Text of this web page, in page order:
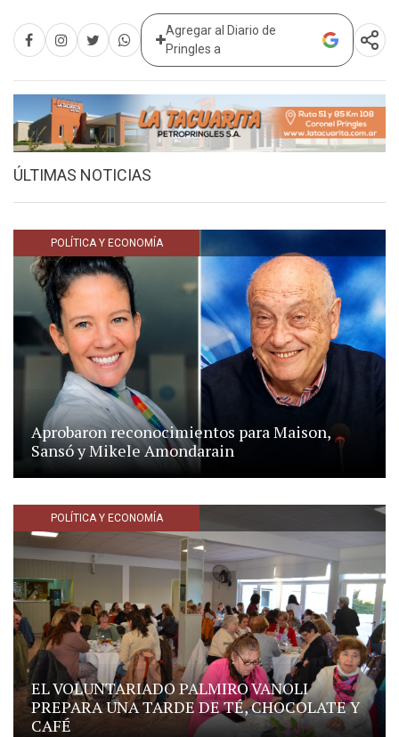
Agregar al Diario de
Pringles a
ÚLTIMAS NOTICIAS
POLÍTICA Y ECONOMÍA
Aprobaron reconocimientos para Maison,
Sansó y Mikele Amondarain
POLÍTICA Y ECONOMÍA
EL VOLUNTARIADO PALMIRO VANOLI
PREPARA UNA TARDE DE TÉ, CHOCOLATE Y
CAFÉ